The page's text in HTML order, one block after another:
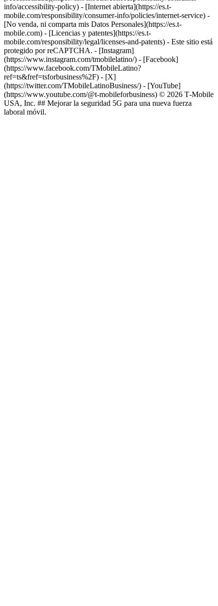
info/accessibility-policy) - [Internet abierta](https://es.t-
mobile.com/responsibility/consumer-info/policies/internet-service) -
[No venda, ni comparta mis Datos Personales](https://es.t-
mobile.com) - [Licencias y patentes](https://es.t-
mobile.com/responsibility/legal/licenses-and-patents) - Este sitio está
protegido por reCAPTCHA. - [Instagram]
(https://www.instagram.com/tmobilelatino/) - [Facebook]
(https://www.facebook.com/TMobileLatino?
ref=ts&fref=tsforbusiness%2F) - [X]
(https://twitter.com/TMobileLatinoBusiness/) - [YouTube]
(https://www.youtube.com/@t-mobileforbusiness) © 2026 T‑Mobile
USA, Inc. ## Mejorar la seguridad 5G para una nueva fuerza
laboral móvil.